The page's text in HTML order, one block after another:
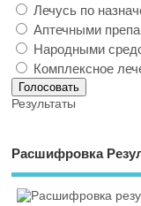
Лечусь по
Аптечными
Народными
Комплексное
Результаты
Расшифровка